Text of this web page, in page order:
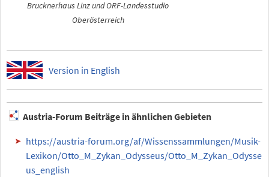
Brucknerhaus Linz und ORF-Landesstudio
Oberösterreich
Version in English
Austria-Forum Beiträge in ähnlichen Gebieten
https://austria-forum.org/af/Wissenssammlungen/Musik-
Lexikon/Otto_M_Zykan_Odysseus/Otto_M_Zykan_Odysse
us_english